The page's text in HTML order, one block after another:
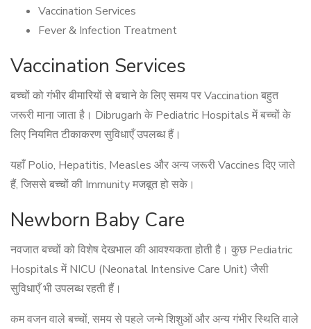
Vaccination Services
Fever & Infection Treatment
Vaccination Services
बच्चों को गंभीर बीमारियों से बचाने के लिए समय पर Vaccination बहुत
जरूरी माना जाता है। Dibrugarh के Pediatric Hospitals में बच्चों के
लिए नियमित टीकाकरण सुविधाएँ उपलब्ध हैं।
यहाँ Polio, Hepatitis, Measles और अन्य जरूरी Vaccines दिए जाते
हैं, जिससे बच्चों की Immunity मजबूत हो सके।
Newborn Baby Care
नवजात बच्चों को विशेष देखभाल की आवश्यकता होती है। कुछ Pediatric
Hospitals में NICU (Neonatal Intensive Care Unit) जैसी
सुविधाएँ भी उपलब्ध रहती हैं।
कम वजन वाले बच्चों, समय से पहले जन्मे शिशुओं और अन्य गंभीर स्थिति वाले